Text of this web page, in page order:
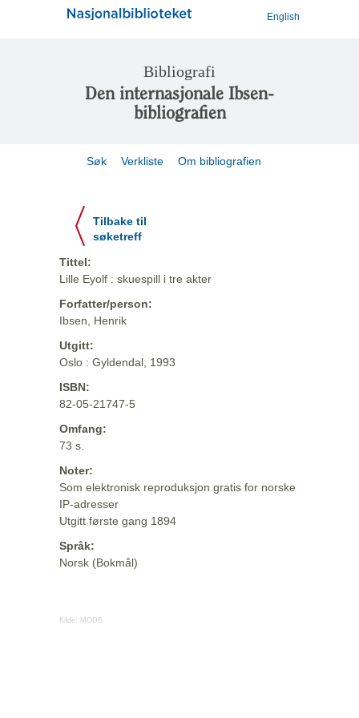
English
Bibliografi
Den internasjonale Ibsen-
bibliografien
Søk Verkliste Om bibliografien
Tilbake til
søketreff
Tittel:
Lille Eyolf : skuespill i tre akter
Forfatter/person:
Ibsen, Henrik
Utgitt:
Oslo : Gyldendal, 1993
ISBN:
82-05-21747-5
Omfang:
73 s.
Noter:
Som elektronisk reproduksjon gratis for norske
IP-adresser
Utgitt første gang 1894
Språk:
Norsk (Bokmål)
Kilde: MODS